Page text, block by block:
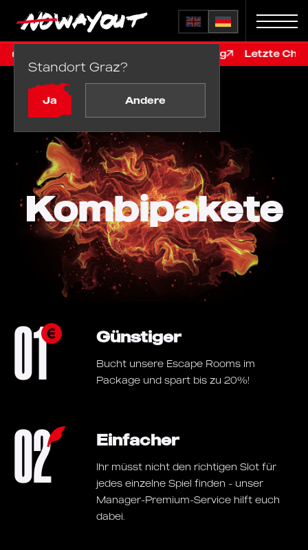
Standort Graz?
Ja Andere
nur online, vor der Renovierung Letzte Chance
Kombipakete
01 Günstiger
Bucht unsere Escape Rooms im
Package und spart bis zu 20%!
02 Einfacher
Ihr müsst nicht den richtigen Slot für
jedes einzelne Spiel finden - unser
Manager-Premium-Service hilft euch
dabei.